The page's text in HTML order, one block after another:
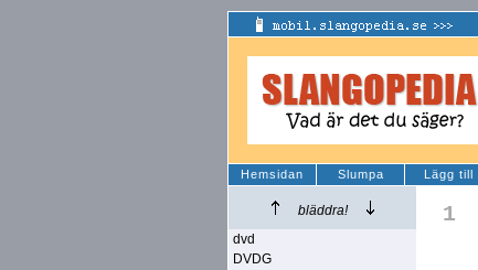
Hemsidan Slumpa Lägg till
bläddra!
dvd
DVDG
1